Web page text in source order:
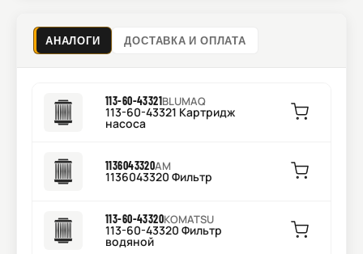
АНАЛОГИ ДОСТАВКА И ОПЛАТА
113-60-43321BLUMAQ
113-60-43321 Картридж
насоса
1136043320AM
1136043320 Фильтр
113-60-43320KOMATSU
113-60-43320 Фильтр
водяной